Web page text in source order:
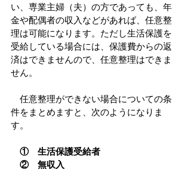
い、専業主婦（夫）の方であっても、年
金や配偶者の収入などがあれば、任意整
理は可能になります。ただし生活保護を
受給している場合には、保護費からの返
済はできませんので、任意整理はできま
せん。
任意整理ができない場合についての条
件をまとめますと、次のようになりま
す。
①　生活保護受給者
②　無収入